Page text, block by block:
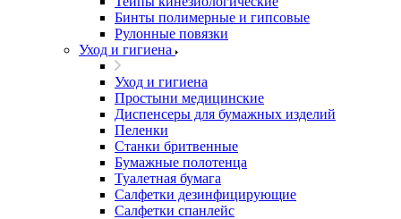
Бинты полимерные и гипсовые
Рулонные повязки
Уход и гигиена
Уход и гигиена
Простыни медицинские
Диспенсеры для бумажных изделий
Пеленки
Станки бритвенные
Бумажные полотенца
Туалетная бумага
Салфетки дезинфицирующие
Салфетки спанлейс